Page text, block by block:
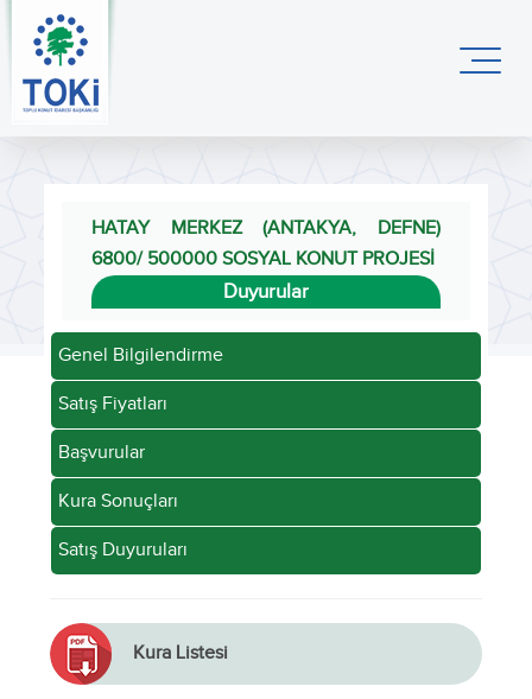
HATAY MERKEZ (ANTAKYA, DEFNE)
6800/ 500000 SOSYAL KONUT PROJESİ
Duyurular
Genel Bilgilendirme
Satış Fiyatları
Başvurular
Kura Sonuçları
Satış Duyuruları
Kura Listesi